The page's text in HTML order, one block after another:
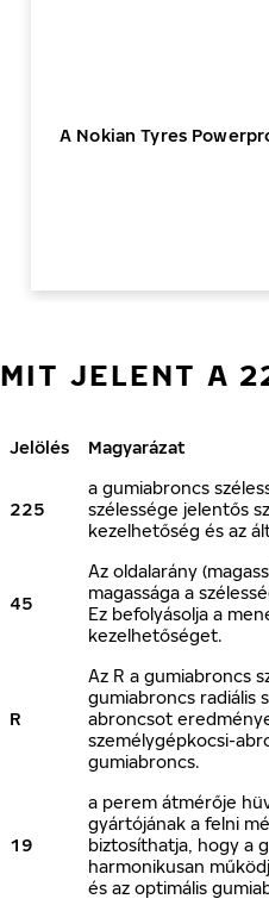
A Nokian Tyres
MIT JELENT A
Jelölés Magyarázat
225
a gumiabroncs
szélessége jelentős
kezelhetőség és az
45
Az oldalarány
magassága a
Ez befolyásolja a
kezelhetőséget.
R
Az R a gumiabroncs
gumiabroncs radiális
abroncsot
személygépkocsi-
gumiabroncs.
19
a perem átmérője
gyártójának a felni
biztosíthatja, hogy a
harmonikusan
és az optimális